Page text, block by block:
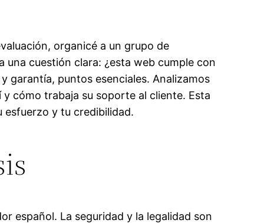
organicé a un grupo de
cuestión clara: ¿esta web cumple con
garantía, puntos esenciales. Analizamos
cómo trabaja su soporte al cliente. Esta
esfuerzo y tu credibilidad.
español. La seguridad y la legalidad son